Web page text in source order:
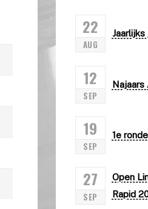
22
AUG
12
SEP
Najaars
19
SEP
1e
27
SEP
Open
Rapid